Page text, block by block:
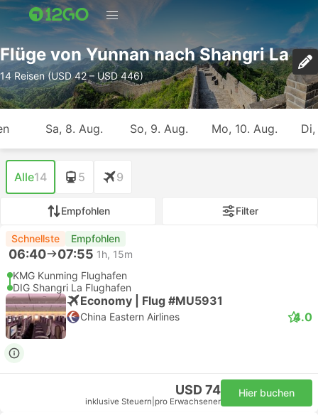
Flüge von Yunnan nach Shangri La
14 Reisen (USD 42 – USD 446)
Sa, 8. Aug. So, 9. Aug. Mo, 10. Aug. Di,
Alle14 5 9
Empfohlen Filter
Schnellste Empfohlen
06:40 07:55 1h, 15m
KMG Kunming Flughafen
DIG Shangri La Flughafen
Economy | Flug #MU5931
China Eastern Airlines 4.0
USD 74
inklusive Steuern pro Erwachsener
Hier buchen